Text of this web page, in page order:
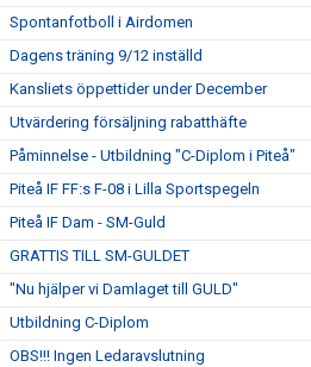
Spontanfotboll i Airdomen
Dagens träning 9/12 inställd
Kansliets öppettider under December
Utvärdering försäljning rabatthäfte
Påminnelse - Utbildning "C-Diplom i Piteå"
Piteå IF FF:s F-08 i Lilla Sportspegeln
Piteå IF Dam - SM-Guld
GRATTIS TILL SM-GULDET
"Nu hjälper vi Damlaget till GULD"
Utbildning C-Diplom
OBS!!! Ingen Ledaravslutning